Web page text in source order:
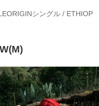
シングル / ETHIOP